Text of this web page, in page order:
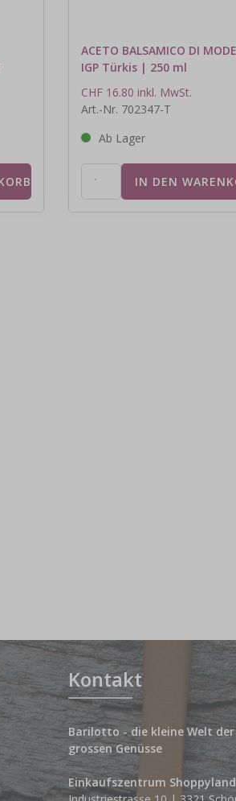
ACETO BALSAMICO DI
IGP Türkis | 250 ml
CHF 16.80 inkl. MwSt.
Art.-Nr. 702347-T
Ab Lager
Kontakt
Barilotto - die kleine Welt der
grossen Genüsse
Einkaufszentrum Shoppyland